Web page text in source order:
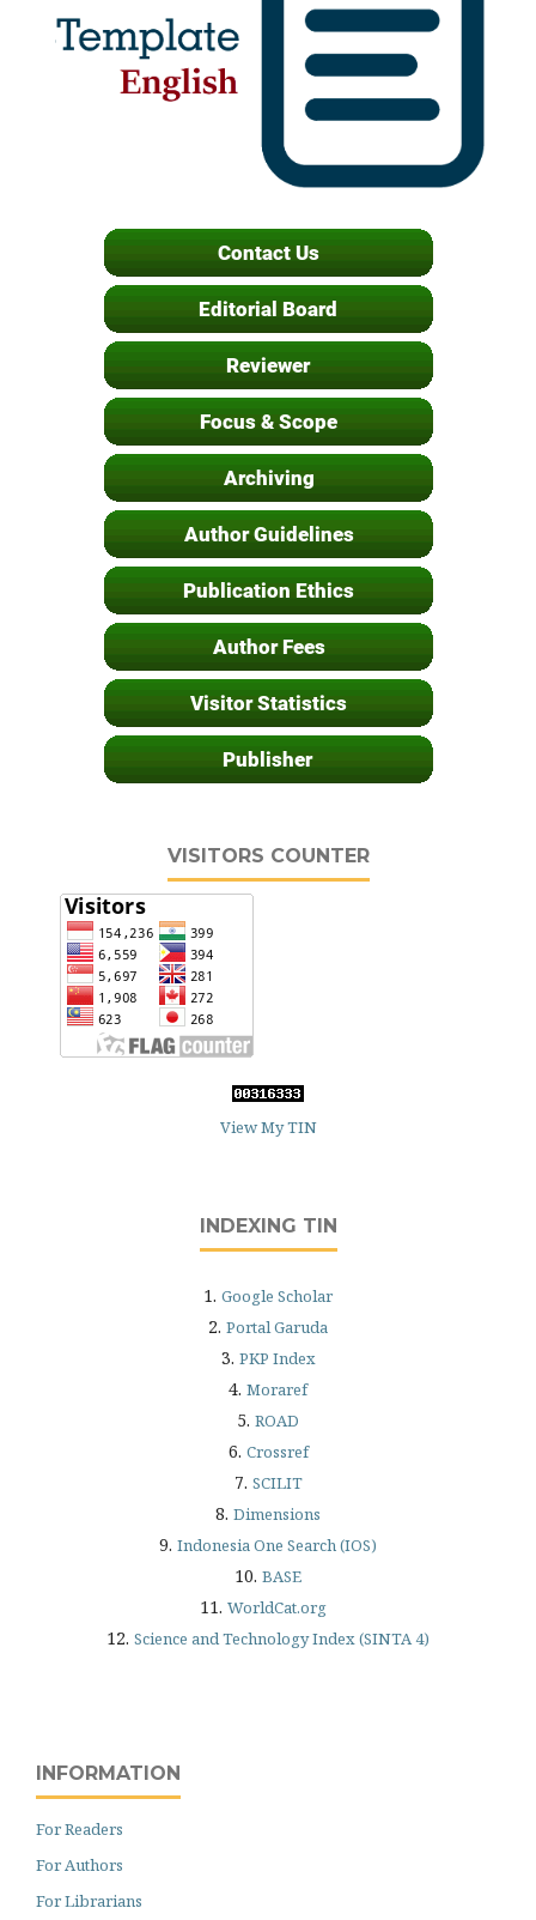
VISITORS COUNTER
View My TIN
INDEXING TIN
1. Google Scholar
2. Portal Garuda
3. PKP Index
4. Moraref
5. ROAD
6. Crossref
7. SCILIT
8. Dimensions
9. Indonesia One Search (IOS)
10. BASE
11. WorldCat.org
12. Science and Technology Index (SINTA 4)
INFORMATION
For Readers
For Authors
For Librarians